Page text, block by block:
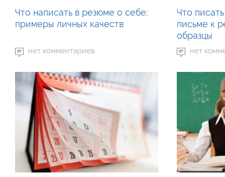
Что написать в резюме о себе:
примеры личных качеств
нет комментариев
Что
письме к
образцы
нет